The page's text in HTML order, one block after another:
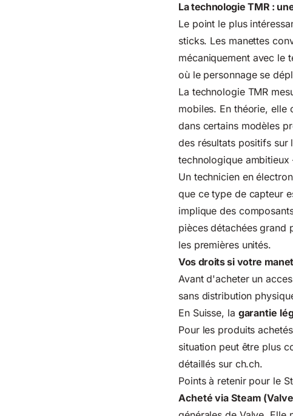
La technologie TMR :
Le point le plus
sticks. Les manettes
mécaniquement avec le
où le personnage se
La technologie TMR
mobiles. En théorie, elle
dans certains modèles
des résultats positifs
technologique
Un technicien en
que ce type de capteur
implique des
pièces détachées grand
les premières unités.
Vos droits si votre
Avant d'acheter un
sans distribution
En Suisse, la garantie
Pour les produits
situation peut être plus
détaillés sur ch.ch.
Points à retenir pour le
Acheté via Steam